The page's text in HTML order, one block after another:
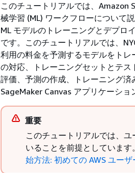
このチュートリアルでは、Amazon
械学習 (ML) ワークフローについて
ML モデルのトレーニングとデプロ
です。このチュートリアルでは、
利用の料金を予測するモデルをト
の対応、トレーニングセットとテ
評価、予測の作成、トレーニング
SageMaker Canvas アプリケーショ
重要
このチュートリアルでは、
いることを前提としています
始方法: 初めての AWS ユーザ